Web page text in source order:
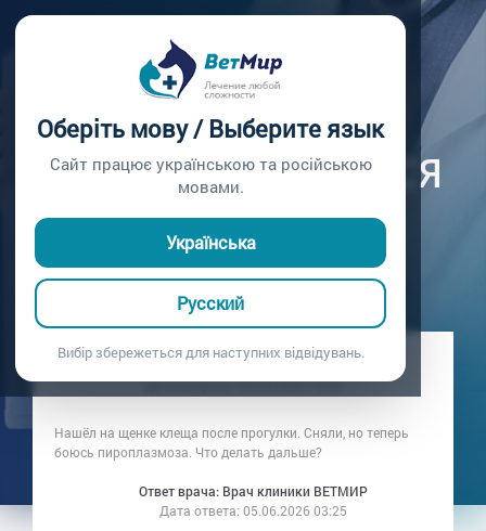
Оберіть мову / Выберите язык
Сайт працює українською та російською
мовами.
Українська
Русский
Вибір збережеться для наступних відвідувань.
Вопросы врачу /
КЛЕЩ У СОБАКИ:
КОГДА ОБРАЩАТЬСЯ
К ВЕТЕРИНАРУ
Вопрос врачу №443
Вопрос владельца: Хозяин щенка
Дата вопроса:04.06.2026 19:44
Нашёл на щенке клеща после прогулки. Сняли, но теперь
боюсь пироплазмоза. Что делать дальше?
Ответ врача: Врач клиники ВЕТМИР
Дата ответа: 05.06.2026 03:25